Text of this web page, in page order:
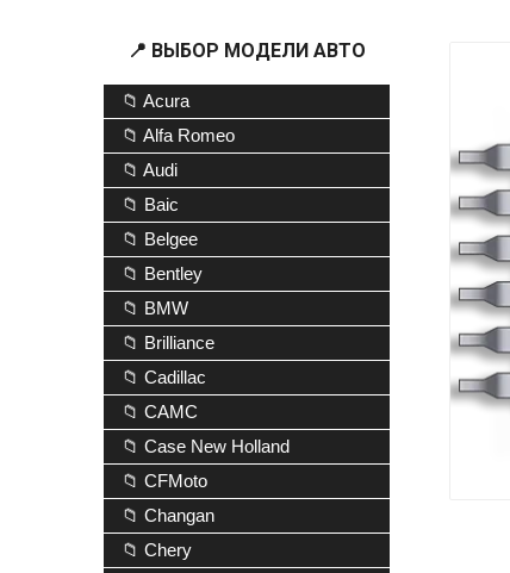
📍 ВЫБОР МОДЕЛИ АВТО
📁 Acura
📁 Alfa Romeo
📁 Audi
📁 Baic
📁 Belgee
📁 Bentley
📁 BMW
📁 Brilliance
📁 Cadillac
📁 CAMC
📁 Case New Holland
📁 CFMoto
📁 Changan
📁 Chery